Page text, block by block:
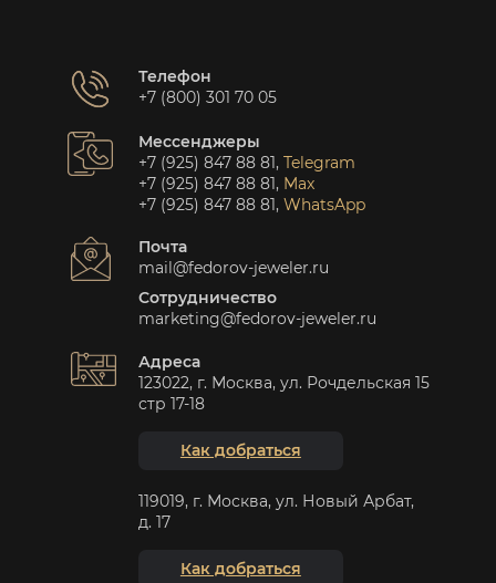
Телефон
+7 (800) 301 70 05
Мессенджеры
+7 (925) 847 88 81, Telegram
+7 (925) 847 88 81, Max
+7 (925) 847 88 81, WhatsApp
Почта
mail@fedorov-jeweler.ru
Сотрудничество
marketing@fedorov-jeweler.ru
Адреса
123022, г. Москва, ул. Рочдельская 15
стр 17-18
Как добраться
119019, г. Москва, ул. Новый Арбат,
д. 17
Как добраться